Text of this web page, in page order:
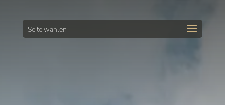
Seite wählen